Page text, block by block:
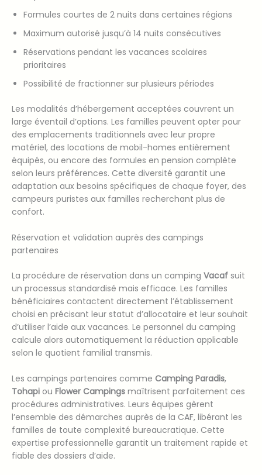
Formules courtes de 2 nuits dans certaines régions
Maximum autorisé jusqu’à 14 nuits consécutives
Réservations pendant les vacances scolaires
prioritaires
Possibilité de fractionner sur plusieurs périodes
Les modalités d’hébergement acceptées couvrent un
large éventail d’options. Les familles peuvent opter pour
des emplacements traditionnels avec leur propre
matériel, des locations de mobil-homes entièrement
équipés, ou encore des formules en pension complète
selon leurs préférences. Cette diversité garantit une
adaptation aux besoins spécifiques de chaque foyer, des
campeurs puristes aux familles recherchant plus de
confort.
Réservation et validation auprès des campings
partenaires
La procédure de réservation dans un camping Vacaf suit
un processus standardisé mais efficace. Les familles
bénéficiaires contactent directement l’établissement
choisi en précisant leur statut d’allocataire et leur souhait
d’utiliser l’aide aux vacances. Le personnel du camping
calcule alors automatiquement la réduction applicable
selon le quotient familial transmis.
Les campings partenaires comme Camping Paradis,
Tohapi ou Flower Campings maîtrisent parfaitement ces
procédures administratives. Leurs équipes gèrent
l’ensemble des démarches auprès de la CAF, libérant les
familles de toute complexité bureaucratique. Cette
expertise professionnelle garantit un traitement rapide et
fiable des dossiers d’aide.